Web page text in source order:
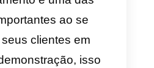
Você também
sobre as
preocupações e